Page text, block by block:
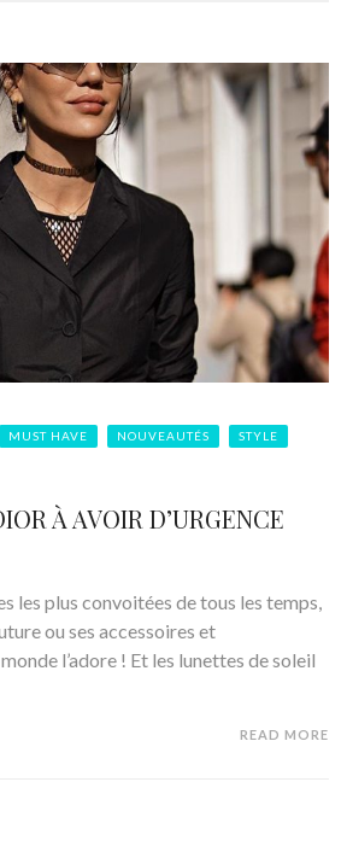
MUST HAVE NOUVEAUTÉS STYLE
À AVOIR D’URGENCE
les plus convoitées de tous les temps,
ou ses accessoires et
l’adore ! Et les lunettes de soleil
READ MORE